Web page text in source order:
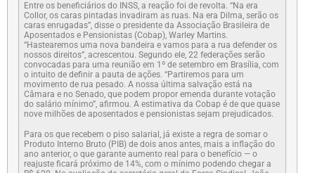
Entre os beneficiários do INSS, a reação foi de revolta. “Na era
Collor, os caras pintadas invadiram as ruas. Na era Dilma, serão os
caras enrugadas”, disse o presidente da Associação Brasileira de
Aposentados e Pensionistas (Cobap), Warley Martins.
“Hastearemos uma nova bandeira e vamos para a rua defender os
nossos direitos”, acrescentou. Segundo ele, 22 federações serão
convocadas para uma reunião em 1º de setembro em Brasília, com
o intuito de definir a pauta de ações. “Partiremos para um
movimento de rua pesado. A nossa última salvação está na
Câmara e no Senado, que podem propor emenda durante votação
do salário mínimo”, afirmou. A estimativa da Cobap é de que quase
nove milhões de aposentados e pensionistas sejam prejudicados.
Para os que recebem o piso salarial, já existe a regra de somar o
Produto Interno Bruto (PIB) de dois anos antes, mais a inflação do
ano anterior, o que garante aumento real para o benefício — o
reajuste ficará próximo de 14%, com o mínimo podendo chegar a